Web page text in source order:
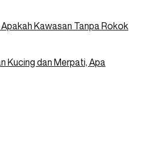
Kawasan Tanpa Rokok
Kucing dan Merpati, Apa